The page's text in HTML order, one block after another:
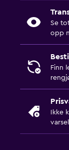
Se
opp
Finn
Ikke